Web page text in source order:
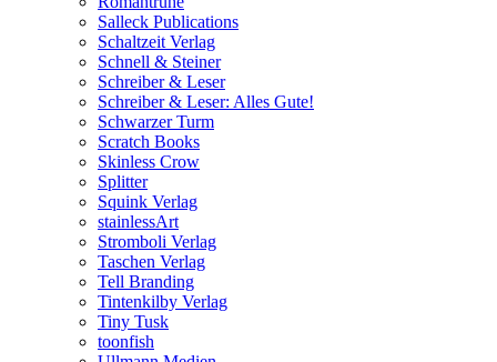
Salleck Publications
Schaltzeit Verlag
Schnell & Steiner
Schreiber & Leser
Schreiber & Leser: Alles Gute!
Schwarzer Turm
Scratch Books
Skinless Crow
Splitter
Squink Verlag
stainlessArt
Stromboli Verlag
Taschen Verlag
Tell Branding
Tintenkilby Verlag
Tiny Tusk
toonfish